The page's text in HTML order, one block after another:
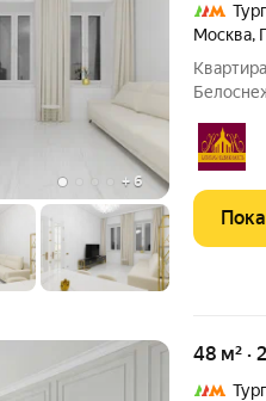
+ 6
Москва,
со всей
48 м²